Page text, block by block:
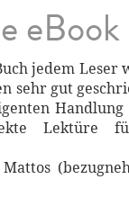
eBook
jedem Leser
sehr gut
Lektüre